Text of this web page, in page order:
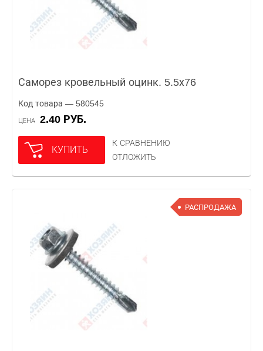
Саморез кровельный оцинк. 5.5х76
Код товара — 580545
ЦЕНА 2.40 РУБ.
КУПИТЬ
К СРАВНЕНИЮ
ОТЛОЖИТЬ
РАСПРОДАЖА